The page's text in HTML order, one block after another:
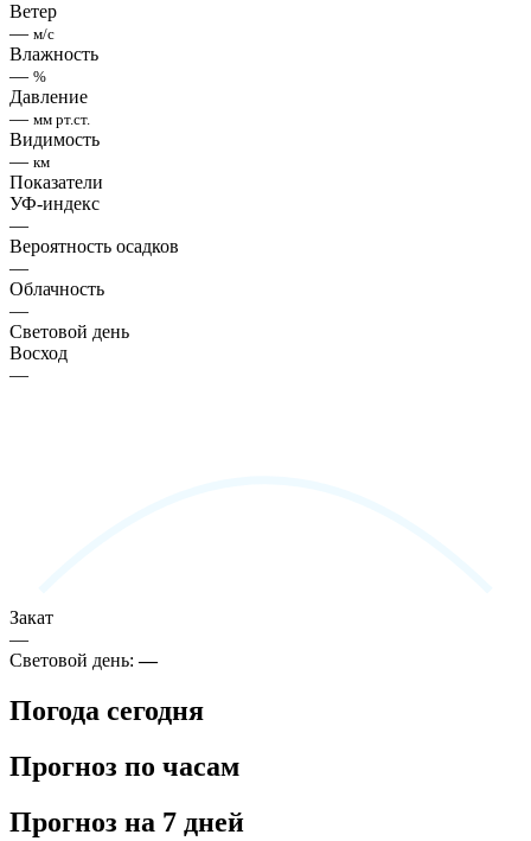
Ветер
— м/с
Влажность
— %
Давление
— мм рт.ст.
Видимость
— км
Показатели
УФ-индекс
—
Вероятность осадков
—
Облачность
—
Световой день
Восход
—
Закат
—
Световой день:—
Погода сегодня
Прогноз по часам
Прогноз на 7 дней